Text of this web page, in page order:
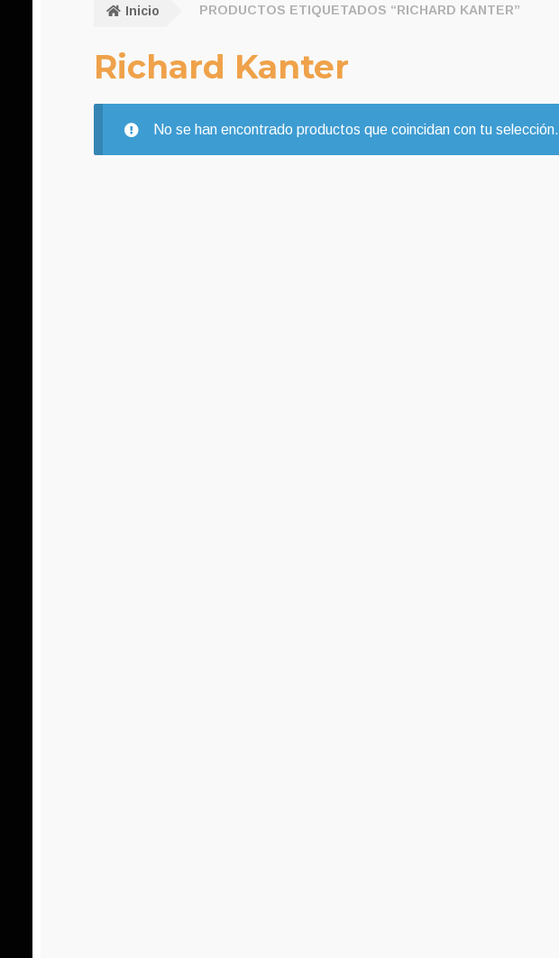
Inicio PRODUCTOS ETIQUETADOS “RICHARD KANTER”
Richard Kanter
No se han encontrado productos que coincidan con tu selección.